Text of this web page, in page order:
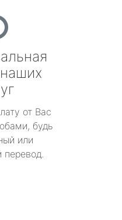
от Вас
будь
или
перевод.